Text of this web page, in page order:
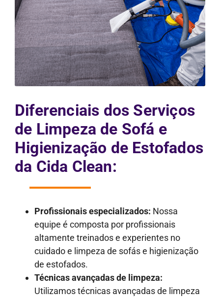
Diferenciais dos Serviços
de Limpeza de Sofá e
Higienização de Estofados
da Cida Clean:
Profissionais especializados: Nossa
equipe é composta por profissionais
altamente treinados e experientes no
cuidado e limpeza de sofás e higienização
de estofados.
Técnicas avançadas de limpeza:
Utilizamos técnicas avançadas de limpeza